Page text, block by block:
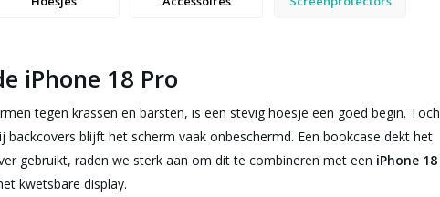
iPhone 18 Pro
tegen krassen en barsten, is een stevig hoesje een goed begin. Toch
blijft het scherm vaak onbeschermd. Een bookcase dekt het
gebruikt, raden we sterk aan om dit te combineren met een iPhone 18
kwetsbare display.